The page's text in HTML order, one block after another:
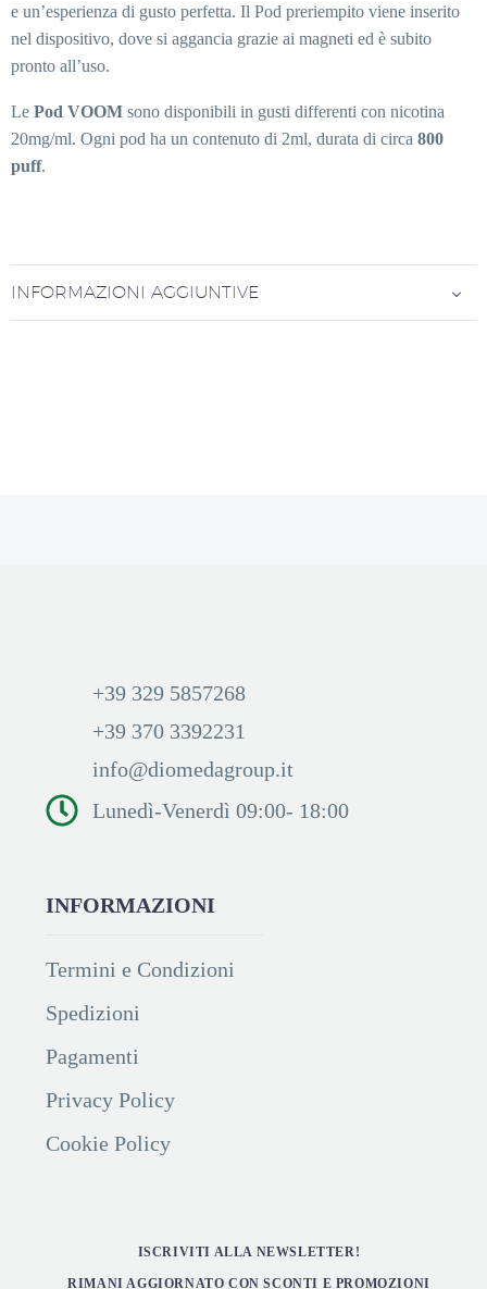
e un’esperienza di gusto perfetta. Il Pod preriempito viene inserito
nel dispositivo, dove si aggancia grazie ai magneti ed è subito
pronto all’uso.
Le Pod VOOM sono disponibili in gusti differenti con nicotina
20mg/ml. Ogni pod ha un contenuto di 2ml, durata di circa 800
puff.
INFORMAZIONI AGGIUNTIVE
+39 329 5857268
+39 370 3392231
info@diomedagroup.it
Lunedì-Venerdì 09:00- 18:00
INFORMAZIONI
Termini e Condizioni
Spedizioni
Pagamenti
Privacy Policy
Cookie Policy
ISCRIVITI ALLA NEWSLETTER!
RIMANI AGGIORNATO CON SCONTI E PROMOZIONI